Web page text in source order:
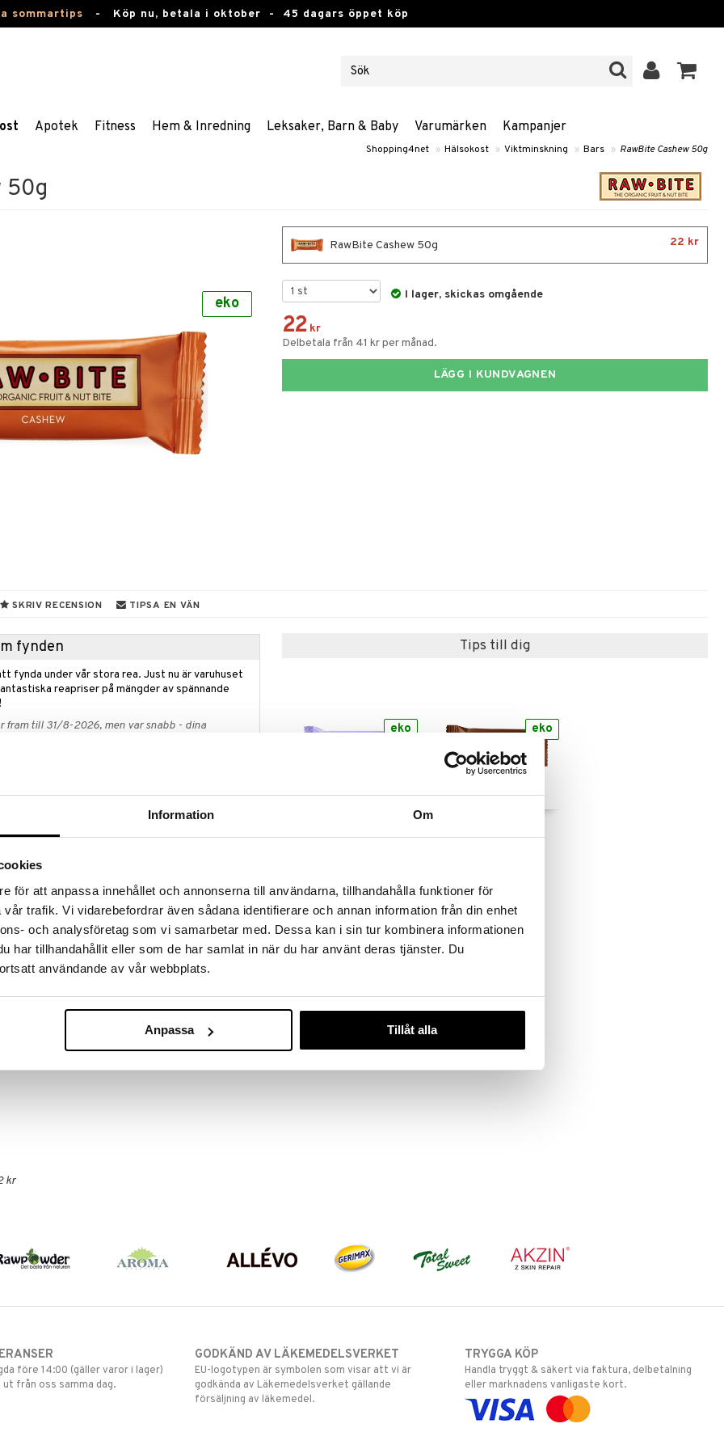
Information Om
för att anpassa innehållet och annonserna till användarna, tillhandahålla funktioner för
trafik. Vi vidarebefordrar även sådana identifierare och annan information från din enhet
och analysföretag som vi samarbetar med. Dessa kan i sin tur kombinera informationen
har tillhandahållit eller som de har samlat in när du har använt deras tjänster. Du
användande av vår webbplats.
Anpassa Tillåt alla
sommartips - Köp nu, betala i oktober - 45 dagars öppet köp
Apotek Fitness Hem & Inredning Leksaker, Barn & Baby Varumärken Kampanjer
Shopping4net » Hälsokost » Viktminskning » Bars » RawBite Cashew 50g
50g
eko
RawBite Cashew 50g 22 kr
I lager, skickas omgående
22 kr
Delbetala från 41 kr per månad.
LÄGG I KUNDVAGNEN
SKRIV RECENSION TIPSA EN VÄN
fynden
fynda under vår stora rea. Just nu är varuhuset
reapriser på mängder av spännande
fram till 31/8-2026, men var snabb - dina
Tillverkad av 100% naturliga, ekologiska
god bar fylld av söta dadlar och cashewnötter.
folsyra, selen och zink.
dadlar, russin.Ekologisk ingrediens.
kr
Tips till dig
eko eko
före 14:00 (gäller varor i lager)
från oss samma dag.
GODKÄND AV LÄKEMEDELSVERKET
EU-logotypen är symbolen som visar att vi är
godkända av Läkemedelsverket gällande
försäljning av läkemedel.
TRYGGA KÖP
Handla tryggt & säkert via faktura, delbetalning
eller marknadens vanligaste kort.